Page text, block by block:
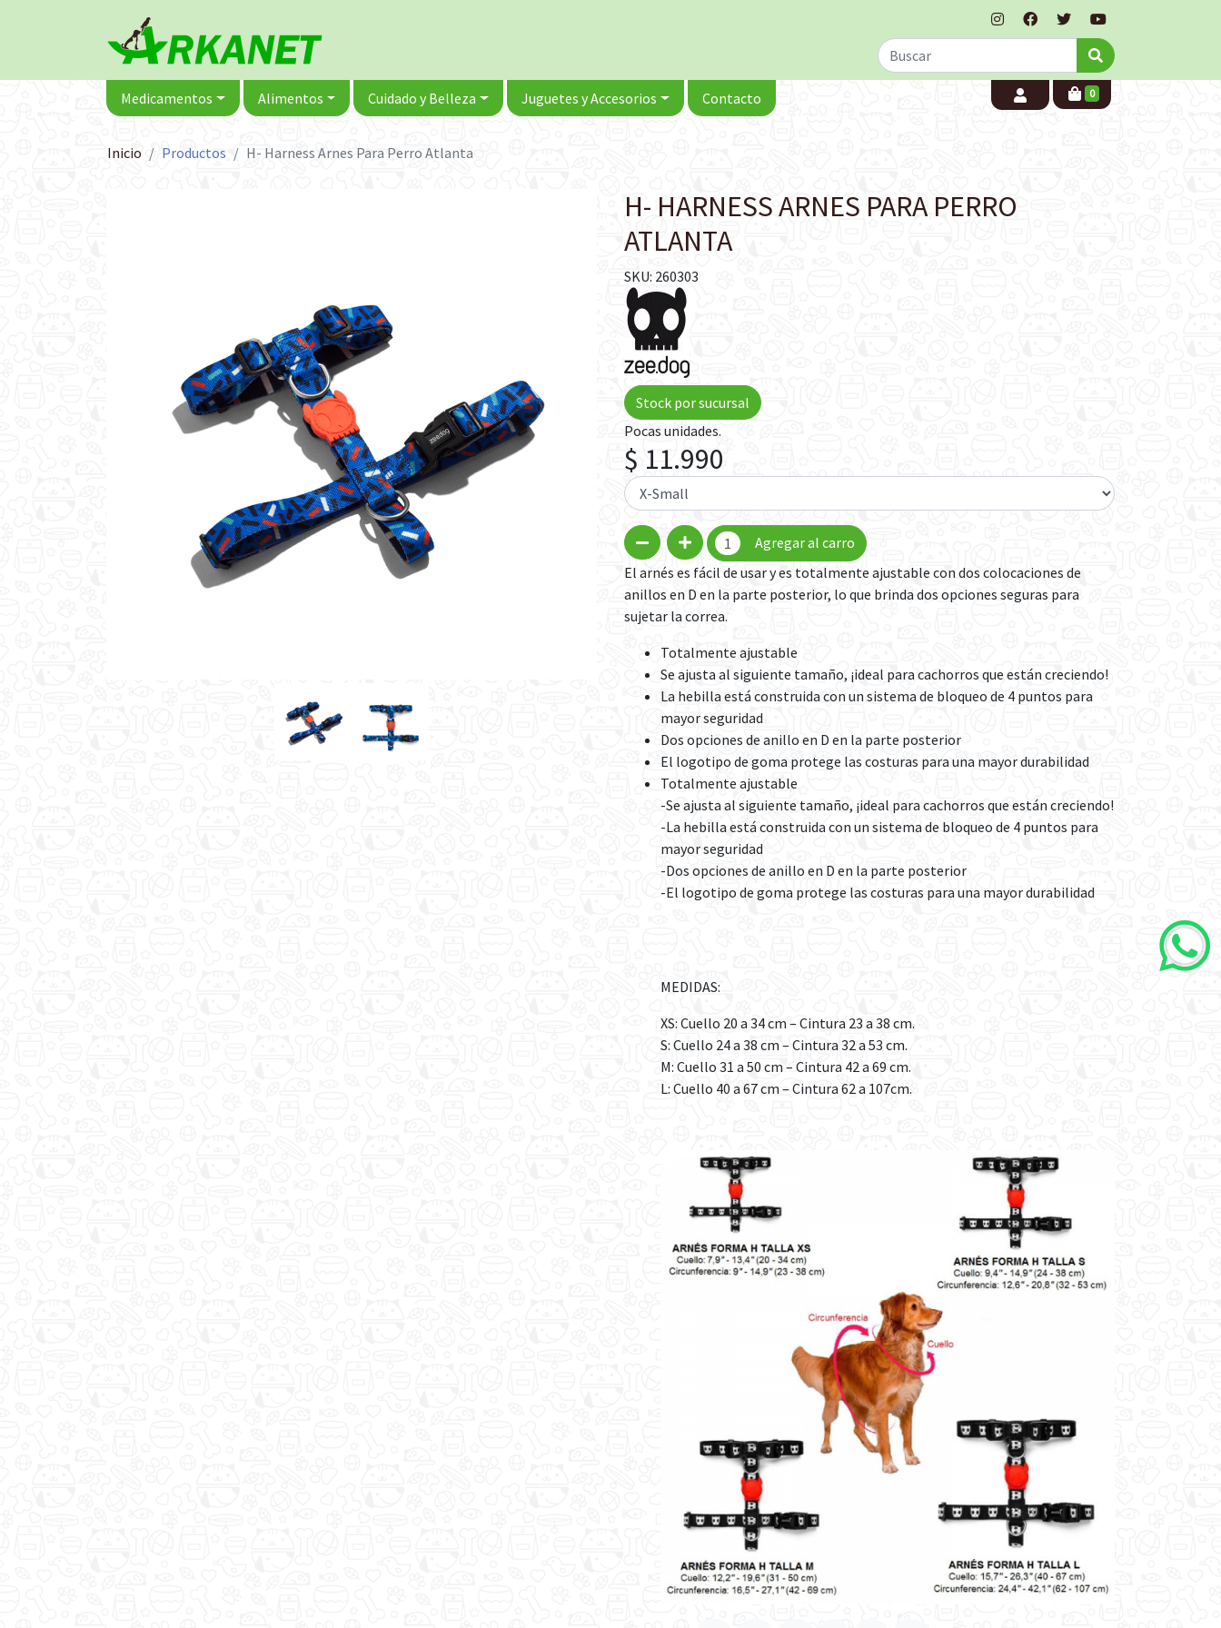
Medicamentos Alimentos Cuidado y Belleza Juguetes y Accesorios Contacto 0
Inicio Productos H- Harness Arnes Para Perro Atlanta
H- HARNESS ARNES PARA PERRO
ATLANTA
SKU: 260303
Stock por sucursal
Pocas unidades.
$ 11.990
Agregar al carro
El arnés es fácil de usar y es totalmente ajustable con dos colocaciones de
anillos en D en la parte posterior, lo que brinda dos opciones seguras para
sujetar la correa.
Totalmente ajustable
Se ajusta al siguiente tamaño, ¡ideal para cachorros que están creciendo!
La hebilla está construida con un sistema de bloqueo de 4 puntos para
mayor seguridad
Dos opciones de anillo en D en la parte posterior
El logotipo de goma protege las costuras para una mayor durabilidad
Totalmente ajustable
-Se ajusta al siguiente tamaño, ¡ideal para cachorros que están creciendo!
-La hebilla está construida con un sistema de bloqueo de 4 puntos para
mayor seguridad
-Dos opciones de anillo en D en la parte posterior
-El logotipo de goma protege las costuras para una mayor durabilidad
MEDIDAS:
XS: Cuello 20 a 34 cm – Cintura 23 a 38 cm.
S: Cuello 24 a 38 cm – Cintura 32 a 53 cm.
M: Cuello 31 a 50 cm – Cintura 42 a 69 cm.
L: Cuello 40 a 67 cm – Cintura 62 a 107cm.